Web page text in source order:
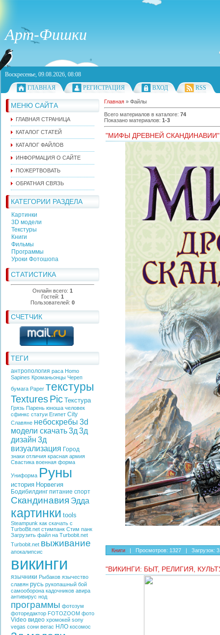
Арт-Фишки
Воскресенье, 09.08.2026, 08:08
ГЛАВНАЯ
РЕГИСТРАЦИЯ ВХОД RSS
МЕНЮ САЙТА
ГЛАВНАЯ СТРАНИЦА
КАТАЛОГ СТАТЕЙ
КАТАЛОГ ФАЙЛОВ
ИНФОРМАЦИЯ О САЙТЕ
ПОЖЕРТВОВАТЬ
ОБРАТНАЯ СВЯЗЬ
КАТЕГОРИИ РАЗДЕЛА
Картинки
3D модели
Текстуры
Книги
Фильмы
Программы
Уроки Фотошопа
СТАТИСТИКА
Онлайн всего: 1
Гостей: 1
Пользователей: 0
СЧЕТЧИК
ТЕГИ
антропология раса Homo
Sapines Кроманьонцы Череп
бумага Paper текстуры
TexturesPic Текстура
Грязь Парень юноша человек
сфинкс статуи Египет City
Славяне небоскребы 3d
модели скачать3д 3д
дизайн 3д
визуализация Город
знаки отличия красная армия
Свастика военная форма
Униформа Руны
история Норвегия
Бодибилдинг питание спорт
Скандинавия Эдда
картинки tools
Steampunk как скачать с
TurboBit.net стимпанк Стим панк
Загрузить файл на Turbobit.net
Turbobit.net выживание
апокалипсис
викинги
язычники Рыбаков язычество
славян русь рукопашный бой
самооборона кадочников авира
антивирус нод
программы фотозум
фоторедактор FOTOZOOM фото
Video видео хромокей sony
vegas сони вегас НЛО косомос
Главная » Файлы
Всего материалов в каталоге: 74
Показано материалов: 1-3
"МИФЫ ДРЕВНЕЙ
Книги | Просмотров: 1327 | Загрузок:
"ВИКИНГИ: БЫТ, РЕЛИГИЯ,